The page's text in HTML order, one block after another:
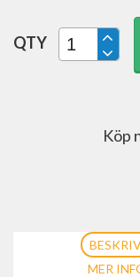
QTY
Köp
MER